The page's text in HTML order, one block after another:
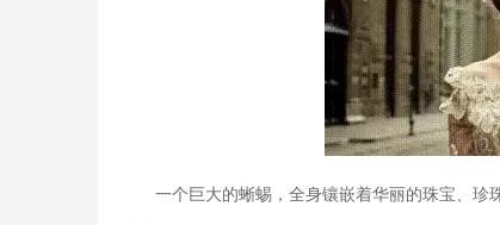
一个巨大的蜥蜴，全身镶嵌着华丽的珠宝、